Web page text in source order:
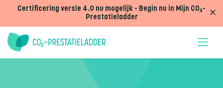
Certificering versie 4.0 nu mogelijk - Begin nu in Mijn CO₂-
Prestatieladder